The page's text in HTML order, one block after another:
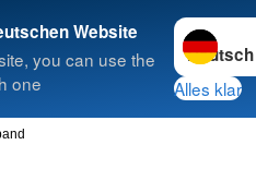
Website
you can use the
one
Sprache
Alles klar
Suche